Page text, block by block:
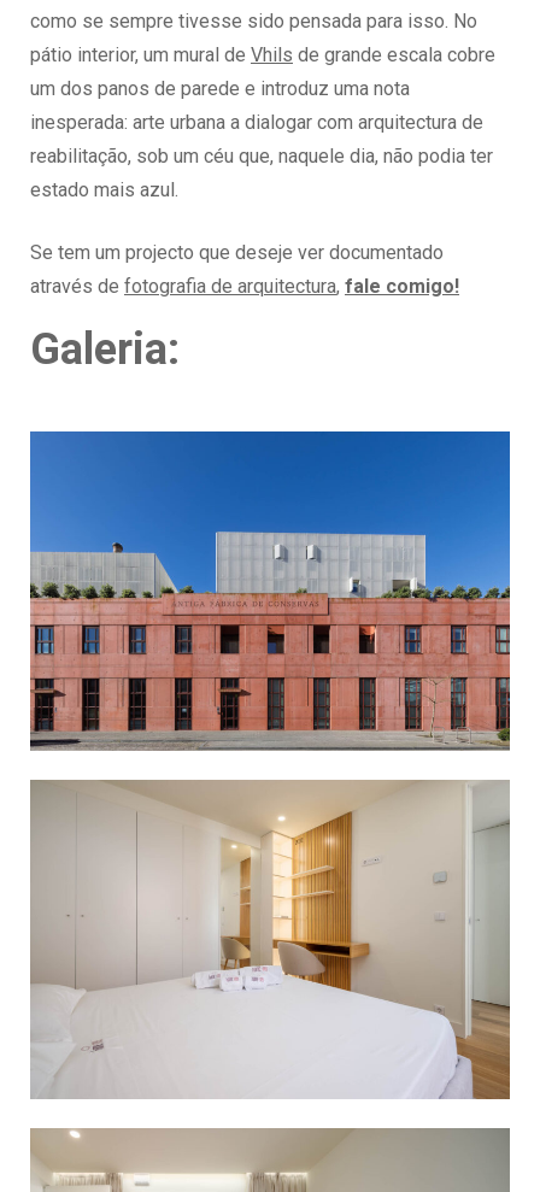
como se sempre tivesse sido pensada para isso. No
pátio interior, um mural de Vhils de grande escala cobre
um dos panos de parede e introduz uma nota
inesperada: arte urbana a dialogar com arquitectura de
reabilitação, sob um céu que, naquele dia, não podia ter
estado mais azul.
Se tem um projecto que deseje ver documentado
através de fotografia de arquitectura, fale comigo!
Galeria: